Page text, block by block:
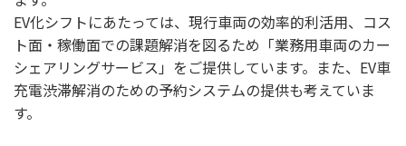
EV化シフトにあたっては、現行車両の効率的利活用、コス
ト面・稼働面での課題解消を図るため「業務用車両のカー
シェアリングサービス」をご提供しています。また、EV車
充電渋滞解消のための予約システムの提供も考えていま
す。